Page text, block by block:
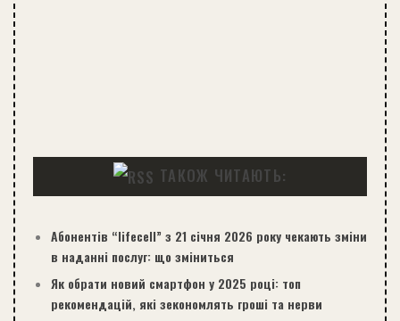
ТАКОЖ ЧИТАЮТЬ:
Абонентів “lifecell” з 21 січня 2026 року чекають зміни
в наданні послуг: що зміниться
Як обрати новий смартфон у 2025 році: топ
рекомендацій, які зекономлять гроші та нерви